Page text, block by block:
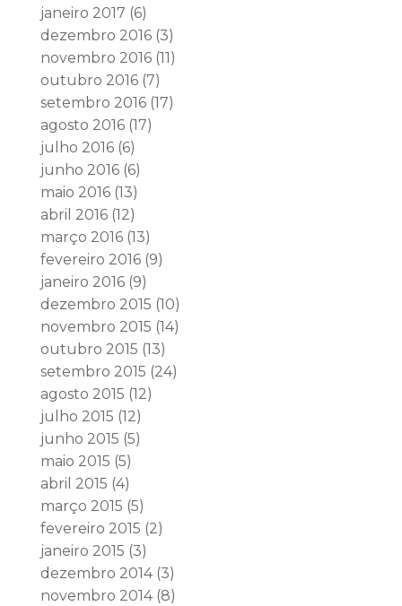
janeiro 2017 (6)
dezembro 2016(3)
novembro 2016(11)
outubro 2016(7)
setembro 2016(17)
agosto 2016(17)
julho 2016(6)
junho 2016(6)
maio 2016(13)
abril 2016(12)
março 2016(13)
fevereiro 2016(9)
janeiro 2016(9)
dezembro 2015 (10)
novembro 2015 (14)
outubro 2015 (13)
setembro 2015 (24)
agosto 2015 (12)
julho 2015 (12)
junho 2015 (5)
maio 2015 (5)
abril 2015 (4)
março 2015 (5)
fevereiro 2015 (2)
janeiro 2015 (3)
dezembro 2014(3)
novembro 2014(8)